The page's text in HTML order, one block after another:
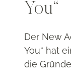
You“
Der New
You“ hat
die